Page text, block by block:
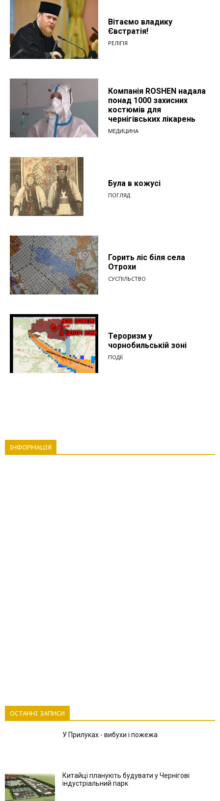
Вітаємо владику
Євстратія!
РЕЛІГІЯ
Компанія ROSHEN надала
понад 1000 захисних
костюмів для
чернігівських лікарень
МЕДИЦИНА
Була в кожусі
ПОГЛЯД
Горить ліс біля села
Отрохи
СУСПІЛЬСТВО
Тероризм у
чорнобильській зоні
ПОДІЇ
ІНФОРМАЦІЯ
ОСТАННІ ЗАПИСИ
У Прилуках - вибухи і пожежа
Китайці планують будувати у Чернігові
індустріальний парк